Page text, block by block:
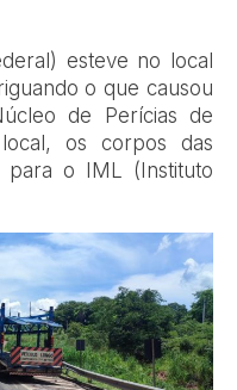
esteve no local
o que causou
de Perícias de
os corpos das
para o IML (Instituto